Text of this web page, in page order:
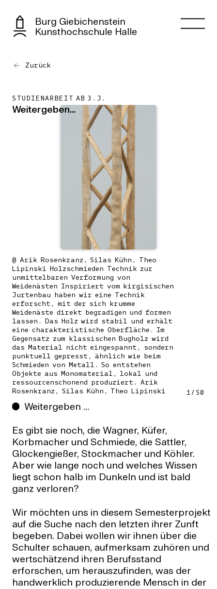
Burg Giebichenstein
Kunsthochschule Halle
Zurück
STUDIENARBEIT AB 3.J.
Weitergeben...
1 / 50
@ Arik Rosenkranz, Silas Kühn, Theo
Lipinski Holzschmieden Technik zur
unmittelbaren Verformung von
Weidenästen Inspiriert vom kirgisischen
Jurtenbau haben wir eine Technik
erforscht, mit der sich krumme
Weidenäste direkt begradigen und formen
lassen. Das Holz wird stabil und erhält
eine charakteristische Oberfläche. Im
Gegensatz zum klassischen Bugholz wird
das Material nicht eingespannt, sondern
punktuell gepresst, ähnlich wie beim
Schmieden von Metall. So entstehen
Objekte aus Monomaterial, lokal und
ressourcenschonend produziert. Arik
Rosenkranz, Silas Kühn, Theo Lipinski
Weitergeben …
Es gibt sie noch, die Wagner, Küfer,
Korbmacher und Schmiede, die Sattler,
Glockengießer, Stockmacher und Köhler.
Aber wie lange noch und welches Wissen
liegt schon halb im Dunkeln und ist bald
ganz verloren?
Wir möchten uns in diesem Semesterprojekt
auf die Suche nach den letzten ihrer Zunft
begeben. Dabei wollen wir ihnen über die
Schulter schauen, aufmerksam zuhören und
wertschätzend ihren Berufsstand
erforschen, um herauszufinden, was der
handwerklich produzierende Mensch in der